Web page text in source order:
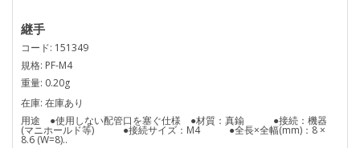
継手
コード: 151349
規格: PF-M4
重量: 0.20g
在庫: 在庫あり
用途 ●使用しない配管口を塞ぐ仕様 ●材質：真鍮 ●接続：機器
(マニホールド等) ●接続サイズ：M4 ●全長×全幅(mm)：8 ×
8.6 (W=8)..